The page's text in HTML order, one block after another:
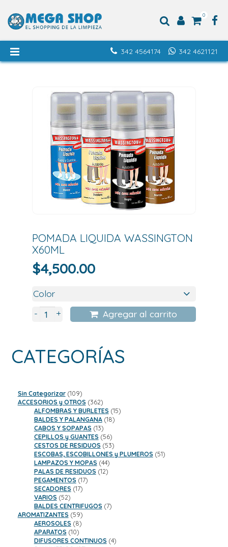
0
342 4621121
342 4564174
POMADA LIQUIDA WASSINGTON
X60ML
$4,500.00
- + Agregar al carrito
CATEGORÍAS
Sin Categorizar 109109
productos
ACCESORIOS y OTROS 362362
productos
ALFOMBRAS Y BURLETES 1515
BALDES Y PALANGANA 1818
CABOS Y SOPAPAS 1313
productos
CEPILLOS y GUANTES 5656
productos
CESTOS DE RESIDUOS 5353
productos
ESCOBAS, ESCOBILLONES y PLUMEROS 5151
LAMPAZOS Y MOPAS 4444
productos
PALAS DE RESIDUOS 1212
PEGAMENTOS 1717
SECADORES 1717
VARIOS 5252
productos
BALDES CENTRIFUGOS 77
AROMATIZANTES 5959
productos
AEROSOLES 88
productos
APARATOS 1010
productos
DIFUSORES CONTINUOS 44